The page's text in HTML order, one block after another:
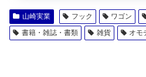
山崎実業 フック ワゴン
書籍・雑誌・書類
雑貨 オモ